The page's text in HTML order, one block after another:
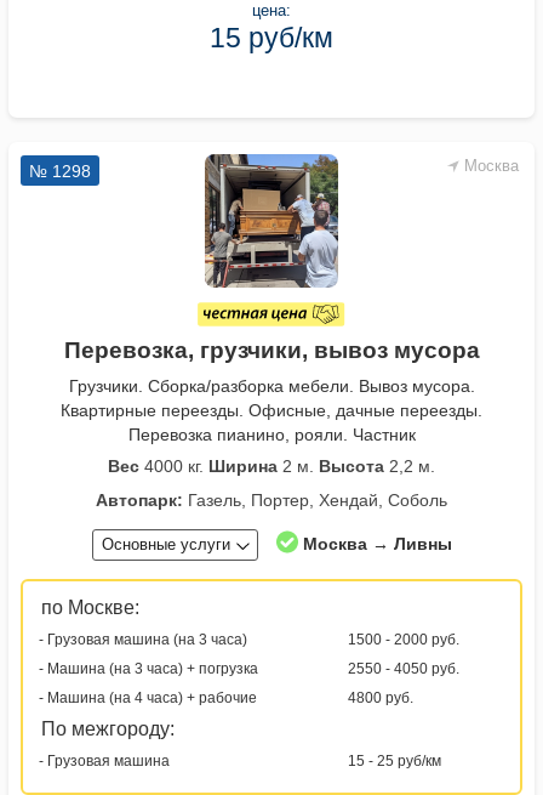
цена:
15 руб/км
Москва
№ 1298
Перевозка, грузчики, вывоз мусора
Грузчики. Сборка/разборка мебели. Вывоз мусора.
Квартирные переезды. Офисные, дачные переезды.
Перевозка пианино, рояли. Частник
Вес 4000 кг. Ширина 2 м. Высота 2,2 м.
Автопарк: Газель, Портер, Хендай, Соболь
Основные услуги Москва → Ливны
по Москве:
- Грузовая машина (на 3 часа)
1500 - 2000 руб.
- Машина (на 3 часа) + погрузка
2550 - 4050 руб.
- Машина (на 4 часа) + рабочие
4800 руб.
По межгороду:
- Грузовая машина 15 - 25 руб/км